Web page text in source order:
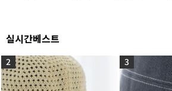
실시간베스트
2 3